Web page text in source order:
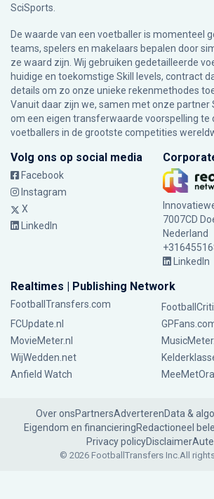
SciSports
De waarde van een voetballer is momenteel
teams, spelers en makelaars bepalen door
ze waard zijn. Wij gebruiken gedetailleerde
huidige en toekomstige Skill levels, contract
details om zo onze unieke rekenmethodes
Vanuit daar zijn we, samen met onze partner
om een eigen transferwaarde voorspelling te
voetballers in de grootste competities
Volg ons op social media
Facebook
Instagram
X
LinkedIn
7007CD
Nederland
LinkedIn
Realtimes | Publishing Network
FootballTransfers.com
FCUpdate.nl
MovieMeter.nl
WijWedden.net
Anfield Watch
Over onsPartnersAdverterenData &
Eigendom en financieringRedactioneel
Privacy policyDisclaimer
© 2026 FootballTransfers Inc.All